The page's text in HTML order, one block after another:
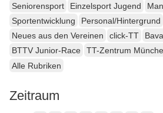
Seniorensport
Einzelsport Jugend
Sportentwicklung
Personal/Hintergrund
Neues aus den Vereinen
click-TT
BTTV Junior-Race
TT-Zentrum
Alle Rubriken
Zeitraum